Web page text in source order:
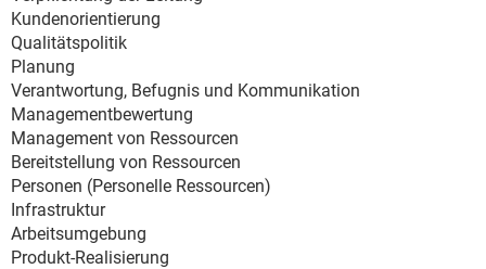
Kundenorientierung
Qualitätspolitik
Planung
Verantwortung, Befugnis und Kommunikation
Managementbewertung
Management von Ressourcen
Bereitstellung von Ressourcen
Personen (Personelle Ressourcen)
Infrastruktur
Arbeitsumgebung
Produkt-Realisierung